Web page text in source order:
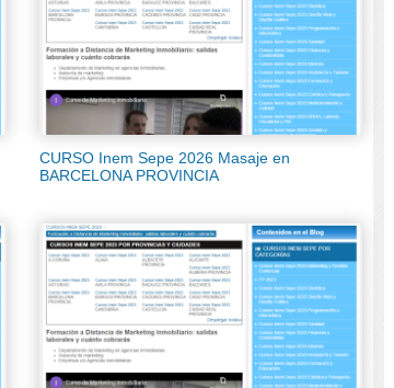
CURSO Inem Sepe 2026 Masaje en
BARCELONA PROVINCIA